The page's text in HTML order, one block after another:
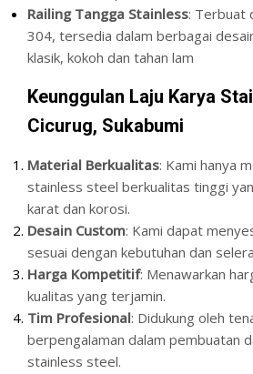
Railing Tangga Stainless: Terbuat
304, tersedia dalam berbagai
klasik, kokoh dan tahan lam
Keunggulan Laju Karya
Cicurug, Sukabumi
Material Berkualitas: Kami hanya
stainless steel berkualitas tinggi
karat dan korosi.
Desain Custom: Kami dapat
sesuai dengan kebutuhan dan
Harga Kompetitif: Menawarkan
kualitas yang terjamin.
Tim Profesional: Didukung oleh
berpengalaman dalam pembuatan
stainless steel.